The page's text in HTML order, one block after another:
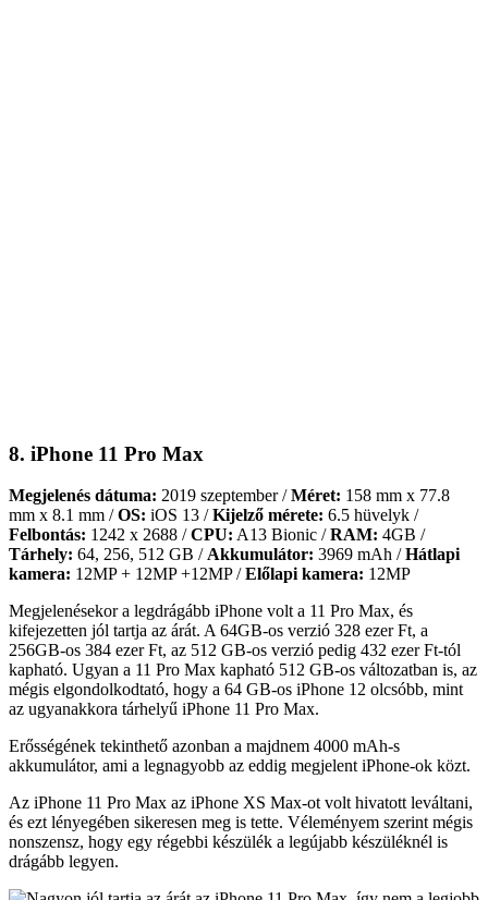
8. iPhone 11 Pro Max
Megjelenés dátuma: 2019 szeptember /Méret: 158 mm x 77.8
mm x 8.1 mm /OS: iOS 13 /Kijelző mérete: 6.5 hüvelyk /
Felbontás: 1242 x 2688 /CPU: A13 Bionic /RAM: 4GB /
Tárhely: 64, 256, 512 GB /Akkumulátor: 3969 mAh /Hátlapi
kamera: 12MP + 12MP +12MP /Előlapi kamera: 12MP
Megjelenésekor a legdrágább iPhone volt a 11 Pro Max, és
kifejezetten jól tartja az árát. A 64GB-os verzió 328 ezer Ft, a
256GB-os 384 ezer Ft, az 512 GB-os verzió pedig 432 ezer Ft-tól
kapható. Ugyan a 11 Pro Max kapható 512 GB-os változatban is, az
mégis elgondolkodtató, hogy a 64 GB-os iPhone 12 olcsóbb, mint
az ugyanakkora tárhelyű iPhone 11 Pro Max.
Erősségének tekinthető azonban a majdnem 4000 mAh-s
akkumulátor, ami a legnagyobb az eddig megjelent iPhone-ok közt.
Az iPhone 11 Pro Max az iPhone XS Max-ot volt hivatott leváltani,
és ezt lényegében sikeresen meg is tette. Véleményem szerint mégis
nonszensz, hogy egy régebbi készülék a legújabb készüléknél is
drágább legyen.